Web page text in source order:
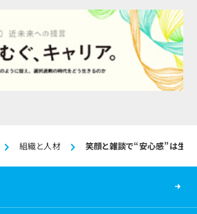
組織と人材 笑顔と雑談で“安心感”は生